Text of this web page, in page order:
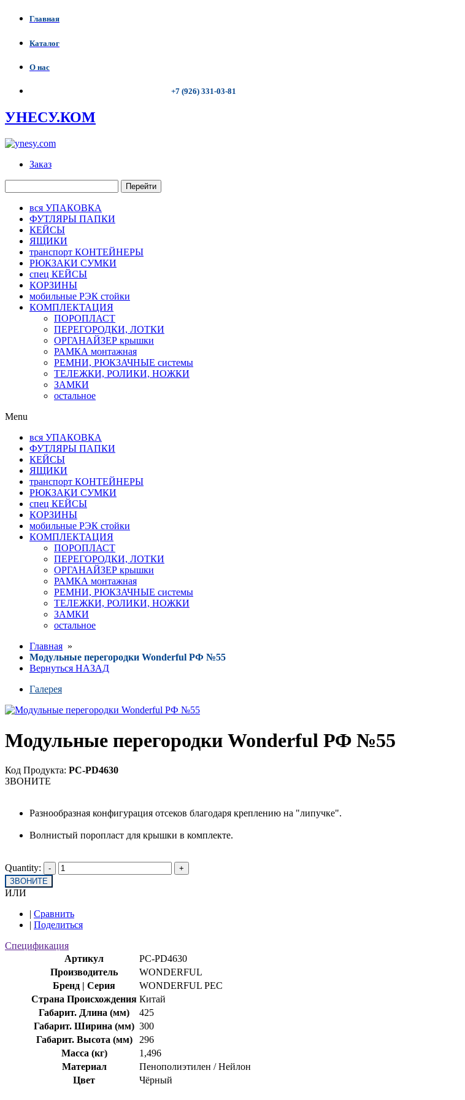
Главная
Каталог
О нас
+7 (926) 331-03-81
УНЕСУ.КОМ
Заказ
Перейти
вся УПАКОВКА
ФУТЛЯРЫ ПАПКИ
КЕЙСЫ
ЯЩИКИ
транспорт КОНТЕЙНЕРЫ
РЮКЗАКИ СУМКИ
спец КЕЙСЫ
КОРЗИНЫ
мобильные РЭК стойки
КОМПЛЕКТАЦИЯ
ПОРОПЛАСТ
ПЕРЕГОРОДКИ, ЛОТКИ
ОРГАНАЙЗЕР крышки
РАМКА монтажная
РЕМНИ, РЮКЗАЧНЫЕ системы
ТЕЛЕЖКИ, РОЛИКИ, НОЖКИ
ЗАМКИ
остальное
Menu
вся УПАКОВКА
ФУТЛЯРЫ ПАПКИ
КЕЙСЫ
ЯЩИКИ
транспорт КОНТЕЙНЕРЫ
РЮКЗАКИ СУМКИ
спец КЕЙСЫ
КОРЗИНЫ
мобильные РЭК стойки
КОМПЛЕКТАЦИЯ
ПОРОПЛАСТ
ПЕРЕГОРОДКИ, ЛОТКИ
ОРГАНАЙЗЕР крышки
РАМКА монтажная
РЕМНИ, РЮКЗАЧНЫЕ системы
ТЕЛЕЖКИ, РОЛИКИ, НОЖКИ
ЗАМКИ
остальное
Главная »
Модульные перегородки Wonderful РФ №55
Вернуться НАЗАД
Галерея
Модульные перегородки Wonderful РФ №55
Код Продукта: PC-PD4630
ЗВОНИТЕ
Разнообразная конфигурация отсеков благодаря креплению на "липучке".
Волнистый поропласт для крышки в комплекте.
Quantity:
ЗВОНИТЕ
ИЛИ
| Сравнить
| Поделиться
Спецификация
Артикул
PC-PD4630
Производитель
WONDERFUL
Бренд | Серия
WONDERFUL PEC
Страна Происхождения Китай
Габарит. Длина (мм)
425
Габарит. Ширина (мм) 300
Габарит. Высота (мм)
296
Масса (кг)
1,496
Материал
Пенополиэтилен / Нейлон
Цвет
Чёрный